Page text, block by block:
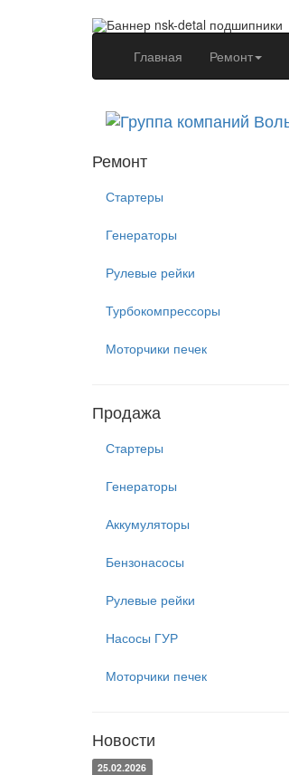
Главная (current)Ремонт
Ремонт
Стартеры
Генераторы
Рулевые рейки
Турбокомпрессоры
Моторчики печек
Продажа
Стартеры
Генераторы
Аккумуляторы
Бензонасосы
Рулевые рейки
Насосы ГУР
Моторчики печек
Новости
25.02.2026